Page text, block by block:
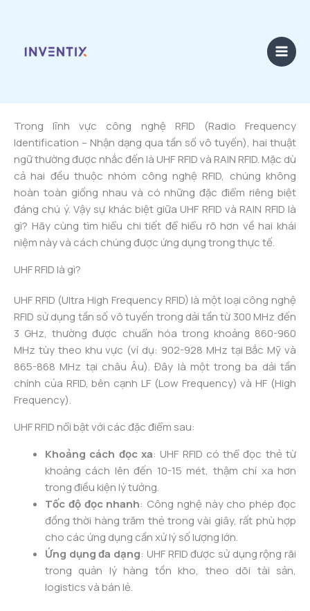
Trong lĩnh vực công nghệ RFID (Radio Frequency
Identification – Nhận dạng qua tần số vô tuyến), hai thuật
ngữ thường được nhắc đến là UHF RFID và RAIN RFID. Mặc dù
cả hai đều thuộc nhóm công nghệ RFID, chúng không
hoàn toàn giống nhau và có những đặc điểm riêng biệt
đáng chú ý. Vậy sự khác biệt giữa UHF RFID và RAIN RFID là
gì? Hãy cùng tìm hiểu chi tiết để hiểu rõ hơn về hai khái
niệm này và cách chúng được ứng dụng trong thực tế.
UHF RFID là gì?
UHF RFID (Ultra High Frequency RFID) là một loại công nghệ
RFID sử dụng tần số vô tuyến trong dải tần từ 300 MHz đến
3 GHz, thường được chuẩn hóa trong khoảng 860-960
MHz tùy theo khu vực (ví dụ: 902-928 MHz tại Bắc Mỹ và
865-868 MHz tại châu Âu). Đây là một trong ba dải tần
chính của RFID, bên cạnh LF (Low Frequency) và HF (High
Frequency).
UHF RFID nổi bật với các đặc điểm sau:
Khoảng cách đọc xa: UHF RFID có thể đọc thẻ từ
khoảng cách lên đến 10-15 mét, thậm chí xa hơn
trong điều kiện lý tưởng.
Tốc độ đọc nhanh: Công nghệ này cho phép đọc
đồng thời hàng trăm thẻ trong vài giây, rất phù hợp
cho các ứng dụng cần xử lý số lượng lớn.
Ứng dụng đa dạng: UHF RFID được sử dụng rộng rãi
trong quản lý hàng tồn kho, theo dõi tài sản,
logistics và bán lẻ.